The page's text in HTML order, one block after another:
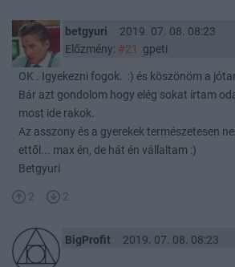
betgyuri
2019. 07. 08. 08:23
Előzmény: #21 gpeti
OK . Igyekezni fogok. :) és köszönöm a
Bár azt gondolom hogy elég sokat írtam
most ide rakok.
Az asszony és a gyerekek természetesen
ettől... max én, de hát én vállaltam :)
Betgyuri
2 2
BigProfit 2019. 07. 08. 08:23